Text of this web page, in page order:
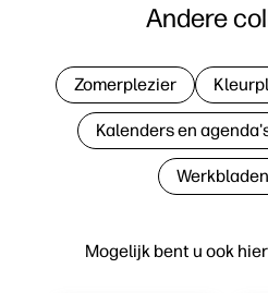
Mogelijk bent u ook
Andere
Zomerplezier
Kalenders en